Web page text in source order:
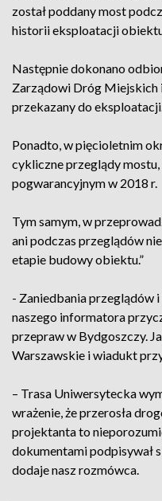
został poddany most
historii eksploatacji
Następnie dokonano
Zarządowi Dróg Miejskich
przekazany do
Ponadto, w pięcioletnim
cykliczne przeglądy
pogwarancyjnym w 2018 r.
Tym samym, w
ani podczas przeglądów
etapie budowy obiektu.”
- Zaniedbania przeglądów
naszego informatora
przepraw w Bydgoszczy.
Warszawskie i wiadukt
– Trasa Uniwersytecka
wrażenie, że przerosła
projektanta to
dokumentami podpisywał
dodaje nasz rozmówca.